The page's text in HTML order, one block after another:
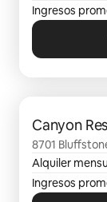
Ingresos
Canyon
8701
Alquiler
Ingresos